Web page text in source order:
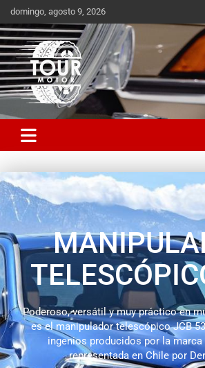
domingo, agosto 9, 2026
Tour Motor
Plataforma de contenido audiovisual
Poderoso, versátil y muy práctico en
es el manipulador telescópico JCB
ingenios producidos por la marca
representada en Chile por